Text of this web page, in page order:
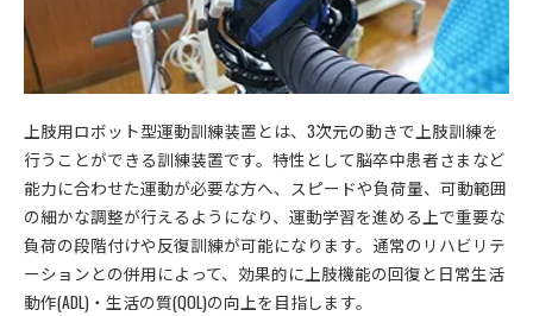
上肢用ロボット型運動訓練装置とは、3次元の動きで上肢訓練を
行うことができる訓練装置です。特性として脳卒中患者さまなど
能力に合わせた運動が必要な方へ、スピードや負荷量、可動範囲
の細かな調整が行えるようになり、運動学習を進める上で重要な
負荷の段階付けや反復訓練が可能になります。通常のリハビリテ
ーションとの併用によって、効果的に上肢機能の回復と日常生活
動作(ADL)・生活の質(QOL)の向上を目指します。